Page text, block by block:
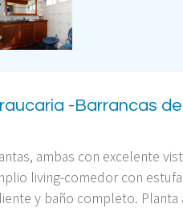
-Barrancas
ambas con excelente
living-comedor con
y baño completo.